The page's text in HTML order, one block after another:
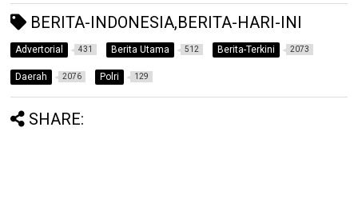
BERITA-INDONESIA,BERITA-HARI-INI
Advertorial 431 Berita Utama 512 Berita-Terkini 2073
Daerah 2076 Polri 129
SHARE: